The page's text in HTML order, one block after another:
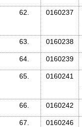
62. 0160237
63. 0160238
64. 0160239
65. 0160241
66. 0160242
67. 0160246